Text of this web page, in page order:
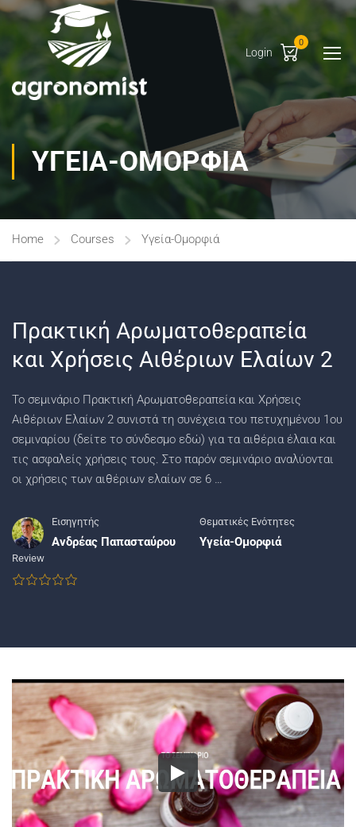
Login
0
ΥΓΕΊΑ-ΟΜΟΡΦΙΆ
Home Courses Υγεία-Ομορφιά
Πρακτική Αρωματοθεραπεία
και Χρήσεις Αιθέριων Ελαίων 2
Το σεμινάριο Πρακτική Αρωματοθεραπεία και Χρήσεις
Αιθέριων Ελαίων 2 συνιστά τη συνέχεια του πετυχημένου 1ου
σεμιναρίου (δείτε το σύνδεσμο εδώ) για τα αιθέρια έλαια και
τις ασφαλείς χρήσεις τους. Στο παρόν σεμινάριο αναλύονται
οι χρήσεις των αιθέριων ελαίων σε 6 …
Εισηγητής
Ανδρέας Παπασταύρου
Θεματικές Ενότητες
Υγεία-Ομορφιά
Review